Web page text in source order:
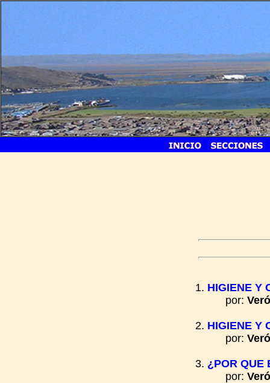
HIGIENE Y
por:
HIGIENE Y
por:
¿POR QUE
por: